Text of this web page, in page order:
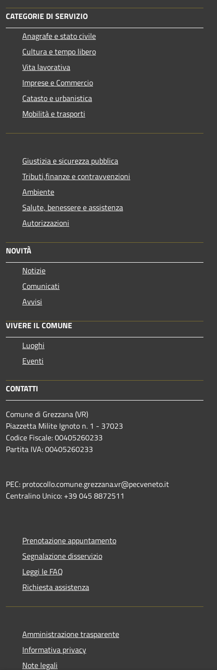
CATEGORIE DI SERVIZIO
Anagrafe e stato civile
Cultura e tempo libero
Vita lavorativa
Imprese e Commercio
Catasto e urbanistica
Mobilità e trasporti
Giustizia e sicurezza pubblica
Tributi,finanze e contravvenzioni
Ambiente
Salute, benessere e assistenza
Autorizzazioni
NOVITÀ
Notizie
Comunicati
Avvisi
VIVERE IL COMUNE
Luoghi
Eventi
CONTATTI
Comune di Grezzana (VR)
Piazzetta Milite Ignoto n. 1 - 37023
Codice Fiscale: 00405260233
Partita IVA: 00405260233
PEC: protocollo.comune.grezzana.vr@pecveneto.it
Centralino Unico: +39 045 8872511
Prenotazione appuntamento
Segnalazione disservizio
Leggi le FAQ
Richiesta assistenza
Amministrazione trasparente
Informativa privacy
Note legali